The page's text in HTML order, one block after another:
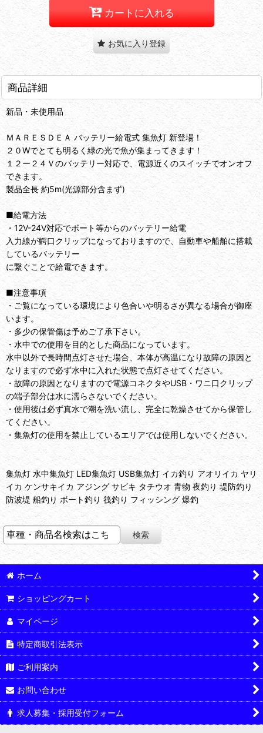
カートに入れる
お気に入り登録
商品詳細
新品・未使用品
ＭＡＲＥＳＤＥＡ バッテリー給電式 集魚灯 新登場！
２０Wでとても明るく緑の光で魚が集まってきます！
１２ー２４Ｖのバッテリー対応で、電源近くのスイッチでオンオフ
できます。
製品全長 約5m(光源部分含まず)
■給電方法
・12V-24V対応でボート等からのバッテリー給電
入力線が鰐口クリップになっておりますので、自動車や船舶に搭載
しているバッテリー
に繋ぐことで給電できます。
■注意事項
・ご覧になっている環境により色合いや明るさが異なる場合が御座
います。
・多少の保管傷は予めご了承下さい。
・水中での使用を目的とした商品になっています。
水中以外で長時間点灯させた場合、本体が高温になり故障の原因と
なりますので必ず水中に入れた状態で点灯させてください。
・故障の原因となりますので電源コネクタやUSB・ワニ口クリップ
の端子部分は水に濡らさないでください。
・使用後は必ず真水で潮を洗い流し、完全に乾燥させてから保管し
てください。
・集魚灯の使用を禁止しているエリアでは使用しないでください。
集魚灯 水中集魚灯 LED集魚灯 USB集魚灯 イカ釣り アオリイカ ヤリ
イカ ケンサキイカ アジング サビキ タチウオ 青物 夜釣り 堤防釣り
防波堤 船釣り ボート釣り 筏釣り フィッシング 爆釣
ホーム
ショッピングカート
マイページ
特定商取引法表示
ご利用案内
お問い合わせ
求人募集・採用受付フォーム